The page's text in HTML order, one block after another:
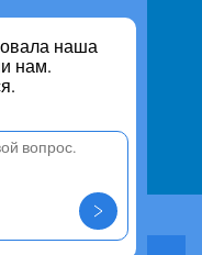
наша
нам.
на